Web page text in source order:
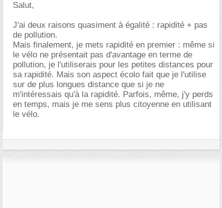
Salut,
J'ai deux raisons quasiment à égalité : rapidité + pas
de pollution.
Mais finalement, je mets rapidité en premier : même si
le vélo ne présentait pas d'avantage en terme de
pollution, je l'utiliserais pour les petites distances pour
sa rapidité. Mais son aspect écolo fait que je l'utilise
sur de plus longues distance que si je ne
m'intéressais qu'à la rapidité. Parfois, même, j'y perds
en temps, mais je me sens plus citoyenne en utilisant
le vélo.